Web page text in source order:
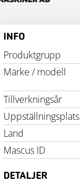
INFO
Produktgrupp
Märke / modell
Tillverkningsår
Uppställningsplats
Land
Mascus ID
DETALJER